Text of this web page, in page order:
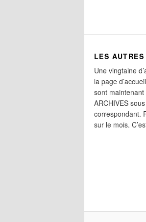
LES
Une vingtaine
la page
sont
ARCHIVES
correspondant.
sur le mois.